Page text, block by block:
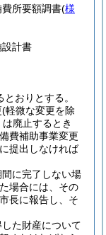
所要額調書(様
計書
おりとする。
(軽微な変更を除
廃止するとき
費補助事業変更
提出しなければ
に完了しない場
場合には、その
長に報告し、そ
た財産について